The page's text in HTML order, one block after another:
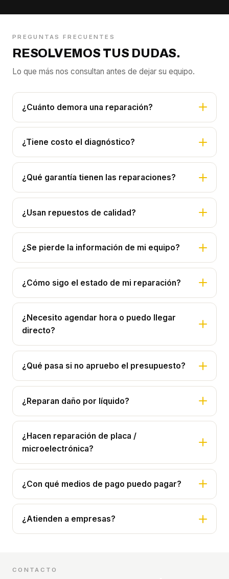
PREGUNTAS FRECUENTES
RESOLVEMOS TUS DUDAS.
Lo que más nos consultan antes de dejar su equipo.
¿Cuánto demora una reparación?
¿Tiene costo el diagnóstico?
¿Qué garantía tienen las reparaciones?
¿Usan repuestos de calidad?
¿Se pierde la información de mi equipo?
¿Cómo sigo el estado de mi reparación?
¿Necesito agendar hora o puedo llegar
directo?
¿Qué pasa si no apruebo el presupuesto?
¿Reparan daño por líquido?
¿Hacen reparación de placa /
microelectrónica?
¿Con qué medios de pago puedo pagar?
¿Atienden a empresas?
CONTACTO